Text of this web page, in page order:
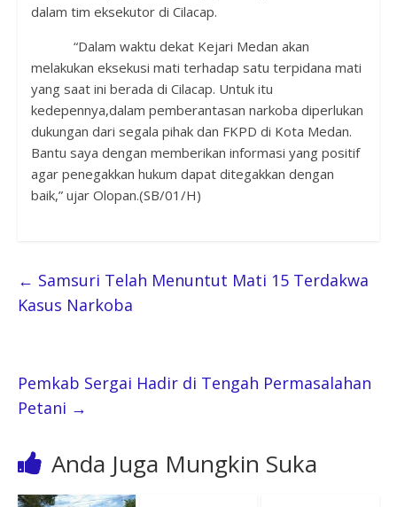
dalam tim eksekutor di Cilacap.
“Dalam waktu dekat Kejari Medan akan
melakukan eksekusi mati terhadap satu terpidana mati
yang saat ini berada di Cilacap. Untuk itu
kedepennya,dalam pemberantasan narkoba diperlukan
dukungan dari segala pihak dan FKPD di Kota Medan.
Bantu saya dengan memberikan informasi yang positif
agar penegakkan hukum dapat ditegakkan dengan
baik,” ujar Olopan.(SB/01/H)
← Samsuri Telah Menuntut Mati 15 Terdakwa
Kasus Narkoba
Pemkab Sergai Hadir di Tengah Permasalahan
Petani →
Anda Juga Mungkin Suka